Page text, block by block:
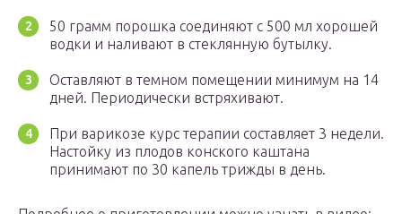
50 грамм порошка соединяют с 500 мл хорошей
водки и наливают в стеклянную бутылку.
Оставляют в темном помещении минимум на 14
дней. Периодически встряхивают.
При варикозе курс терапии составляет 3 недели.
Настойку из плодов конского каштана
принимают по 30 капель трижды в день.